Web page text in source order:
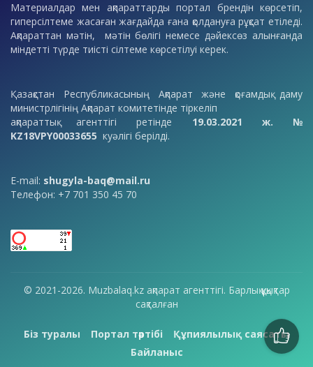
Материалдар мен ақпараттарды портал брендін көрсетіп,
гиперсілтеме жасаған жағдайда ғана қолдануға рұқсат етіледі.
Ақпараттан мәтін, мәтін бөлігі немесе дәйексөз алынғанда
міндетті түрде тиісті сілтеме көрсетілуі керек.
Қазақстан Республикасының Ақпарат және қоғамдық даму
министрлігінің Ақпарат комитетінде тіркеліп
ақпараттық агенттігі ретінде 19.03.2021 ж. №
KZ18VPY00033655 куәлігі берілді.
E-mail: shugyla-baq@mail.ru
Телефон: +7 701 350 45 70
© 2021-2026. Muzbalaq.kz ақпарат агенттігі. Барлық құқықтар
сақталған
Біз туралы Портал тәртібі
Құпиялылық саясаты
Байланыс